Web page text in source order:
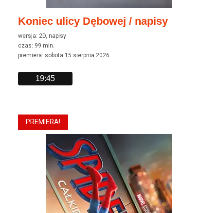
Koniec ulicy Dębowej / napisy
wersja: 2D, napisy
czas: 99 min.
premiera: sobota 15 sierpnia 2026
19:45
PREMIERA!